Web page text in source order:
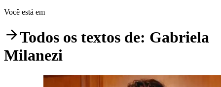
Você está em
Todos os textos de: Gabriela
Milanezi